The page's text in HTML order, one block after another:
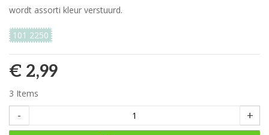
wordt assorti kleur verstuurd.
101 2250
€ 2,99
3 Items
- +